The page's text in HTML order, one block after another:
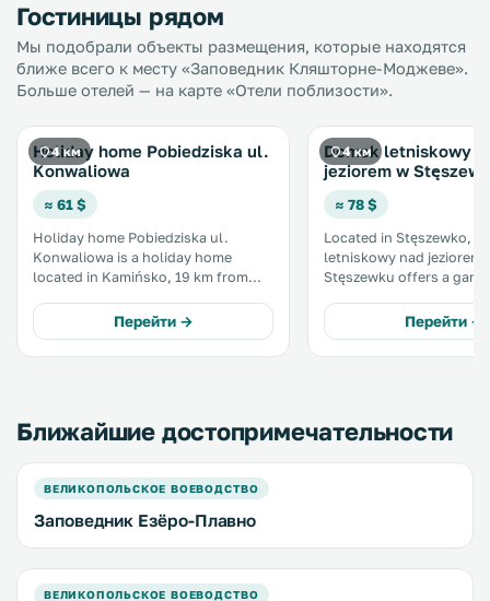
Гостиницы рядом
Мы подобрали объекты размещения, которые находятся
ближе всего к месту «Заповедник Кляшторне-Моджеве».
Больше отелей — на карте «Отели поблизости».
4 км
Holiday home Pobiedziska ul.
Konwaliowa
≈ 61 $
Holiday home Pobiedziska ul.
Konwaliowa is a holiday home
located in Kamińsko, 19 km from
available on site. There is a dining
area and a kitchen as well as a
Перейти →
4 км
Domek letniskowy
jeziorem w
≈ 78 $
Located in Stęszewko,
letniskowy nad jeziorem
Stęszewku offers a
private parking is
Featuring a terrace, all
a seating and dining
Перейти →
Ближайшие достопримечательности
ВЕЛИКОПОЛЬСКОЕ ВОЕВОДСТВО
Заповедник Езёро-Плавно
ВЕЛИКОПОЛЬСКОЕ ВОЕВОДСТВО